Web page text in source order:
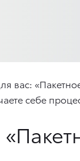
вас:
себе